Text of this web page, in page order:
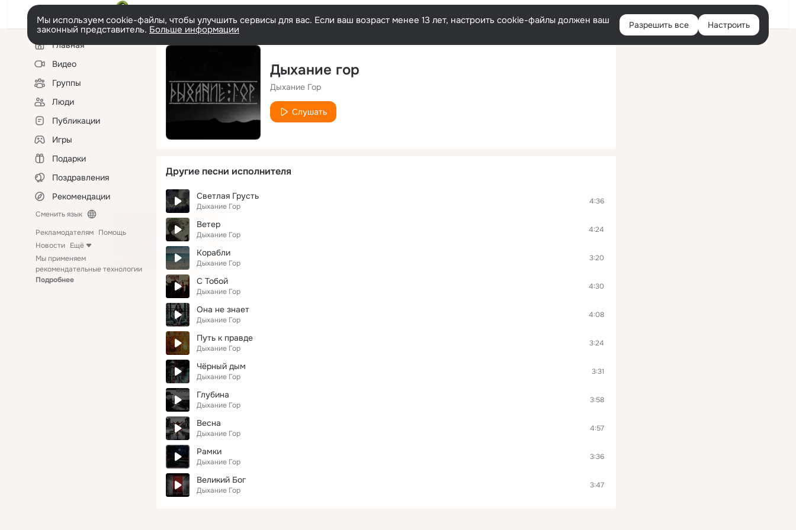
Войти
Мы используем cookie-файлы, чтобы улучшить сервисы для вас. Если ваш возраст менее 13 лет, настроить cookie-файлы должен ваш
законный представитель. Больше информации Разрешить все Настроить
Левая
колонкаГлавная
Видео
Группы
Люди
Публикации
Игры
Подарки
Поздравления
Рекомендации
Сменить язык
Рекламодателям Помощь
Новости Ещё
Мы применяем
рекомендательные технологии
Подробнее
Дыхание гор
Дыхание Гор
Слушать
Другие песни исполнителя
Светлая Грусть
Дыхание Гор
4:36
Ветер
Дыхание Гор
4:24
Корабли
Дыхание Гор
3:20
С Тобой
Дыхание Гор
4:30
Она не знает
Дыхание Гор
4:08
Путь к правде
Дыхание Гор
3:24
Чёрный дым
Дыхание Гор
3:31
Глубина
Дыхание Гор
3:58
Весна
Дыхание Гор
4:57
Рамки
Дыхание Гор
3:36
Великий Бог
Дыхание Гор
3:47